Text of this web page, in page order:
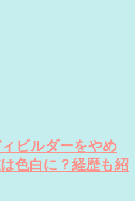
ビルダーをやめ
色白に？経歴も紹